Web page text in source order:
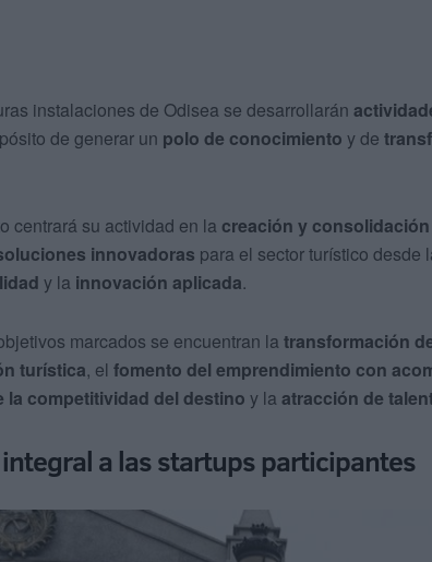
instalaciones de Odisea se desarrollarán
de generar un polo de conocimiento y de
centrará su actividad en la creación y
innovadoras para el sector turístico desde
y la innovación aplicada.
marcados se encuentran la transformación
turística, el fomento del emprendimiento con
la competitividad del destino y la atracción de
a las startups participantes